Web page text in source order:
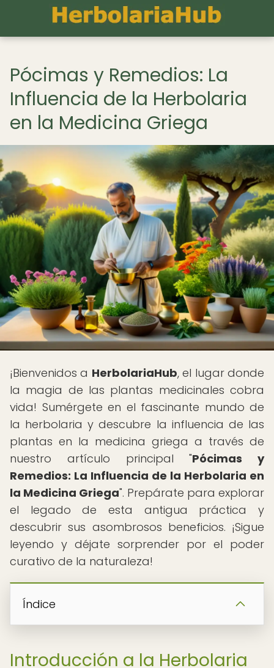
Pócimas y Remedios: La
Influencia de la Herbolaria
en la Medicina Griega
¡Bienvenidos a HerbolariaHub, el lugar donde
la magia de las plantas medicinales cobra
vida! Sumérgete en el fascinante mundo de
la herbolaria y descubre la influencia de las
plantas en la medicina griega a través de
nuestro artículo principal "Pócimas y
Remedios: La Influencia de la Herbolaria en
la Medicina Griega". Prepárate para explorar
el legado de esta antigua práctica y
descubrir sus asombrosos beneficios. ¡Sigue
leyendo y déjate sorprender por el poder
curativo de la naturaleza!
Índice
Introducción a la Herbolaria